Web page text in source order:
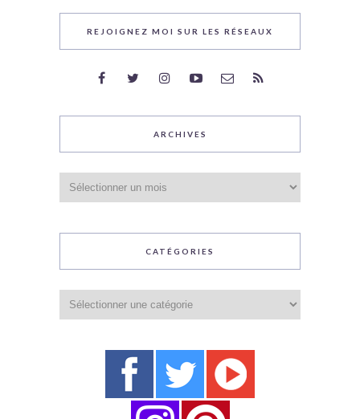
REJOIGNEZ MOI SUR LES RÉSEAUX
ARCHIVES
CATÉGORIES